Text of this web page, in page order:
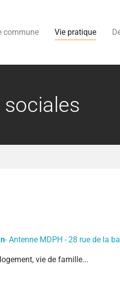
commune Vie pratique
- Antenne MDPH - 28 rue de la
vie de famille...